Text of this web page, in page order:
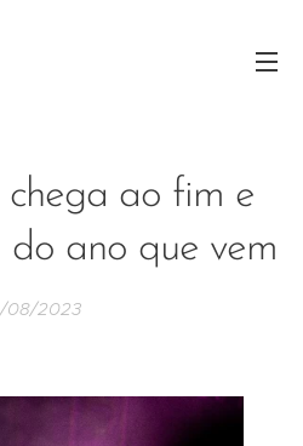
ao fim e
ano que vem
08/2023